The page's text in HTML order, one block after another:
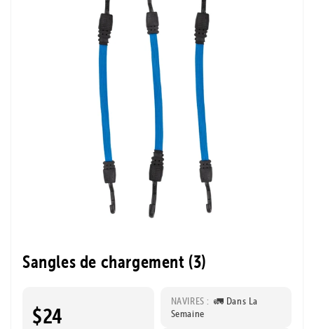
Sangles de chargement (3)
$24
NAVIRES : 🚛 Dans La
Semaine